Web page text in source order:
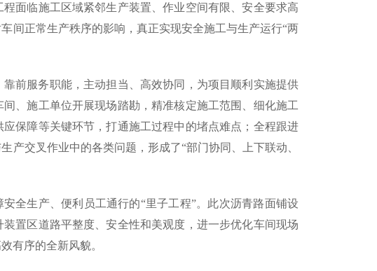
面临施工区域紧邻生产装置、作业空间有限、安全要求高
间正常生产秩序的影响，真正实现安全施工与生产运行“两
前服务职能，主动担当、高效协同，为项目顺利实施提供
、施工单位开展现场踏勘，精准核定施工范围、细化施工
保障等关键环节，打通施工过程中的堵点难点；全程跟进
产交叉作业中的各类问题，形成了“部门协同、上下联动、
全生产、便利员工通行的“里子工程”。此次沥青路面铺设
置区道路平整度、安全性和美观度，进一步优化车间现场
有序的全新风貌。